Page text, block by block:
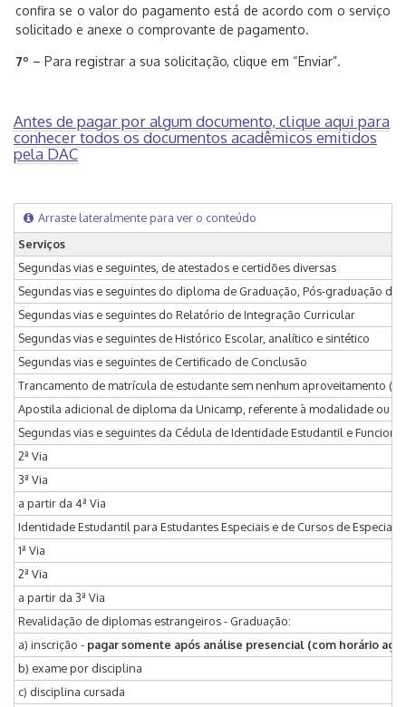
confira se o valor do pagamento está de acordo com o serviço
solicitado e anexe o comprovante de pagamento.
7º – Para registrar a sua solicitação, clique em “Enviar”.
Antes de pagar por algum documento, clique aqui para
conhecer todos os documentos acadêmicos emitidos
pela DAC
Arraste lateralmente para ver o conteúdo
Serviços
Segundas vias e seguintes, de atestados e certidões diversas
Segundas vias e seguintes do diploma de Graduação, Pós-graduação
Segundas vias e seguintes do Relatório de Integração Curricular
Segundas vias e seguintes de Histórico Escolar, analítico e sintético
Segundas vias e seguintes de Certificado de Conclusão
Trancamento de matrícula de estudante sem nenhum aproveitamento
Apostila adicional de diploma da Unicamp, referente à modalidade ou
Segundas vias e seguintes da Cédula de Identidade Estudantil e
2ª Via
3ª Via
a partir da 4ª Via
Identidade Estudantil para Estudantes Especiais e de Cursos de
1ª Via
2ª Via
a partir da 3ª Via
Revalidação de diplomas estrangeiros - Graduação:
a) inscrição - pagar somente após análise presencial (com horário
b) exame por disciplina
c) disciplina cursada